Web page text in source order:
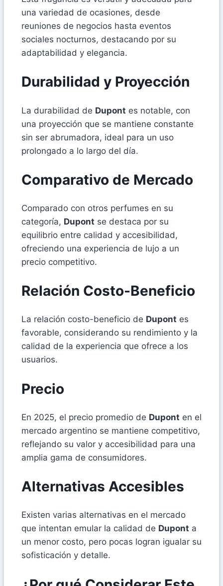
una variedad de ocasiones, desde
reuniones de negocios hasta eventos
sociales nocturnos, destacando por su
adaptabilidad y elegancia.
Durabilidad y Proyección
La durabilidad de Dupont es notable, con
una proyección que se mantiene constante
sin ser abrumadora, ideal para un uso
prolongado a lo largo del día.
Comparativo de Mercado
Comparado con otros perfumes en su
categoría, Dupont se destaca por su
equilibrio entre calidad y accesibilidad,
ofreciendo una experiencia de lujo a un
precio competitivo.
Relación Costo-Beneficio
La relación costo-beneficio de Dupont es
favorable, considerando su rendimiento y la
calidad de la experiencia que ofrece a los
usuarios.
Precio
En 2025, el precio promedio de Dupont en el
mercado argentino se mantiene competitivo,
reflejando su valor y accesibilidad para una
amplia gama de consumidores.
Alternativas Accesibles
Existen varias alternativas en el mercado
que intentan emular la calidad de Dupont a
un menor costo, pero pocas logran igualar su
sofisticación y detalle.